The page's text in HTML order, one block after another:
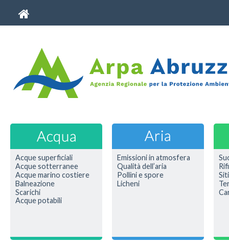
Acque superficiali
Acque sotterranee
Acque marino costiere
Balneazione
Scarichi
Acque potabili
Emissioni in atmosfera
Qualità dell’aria
Pollini e spore
Licheni